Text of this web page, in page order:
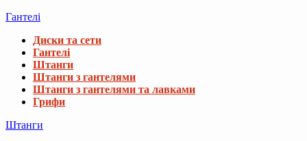
Гантелі
Диски та сети
Гантелі
Штанги
Штанги з гантелями
Штанги з гантелями та лавками
Грифи
Штанги